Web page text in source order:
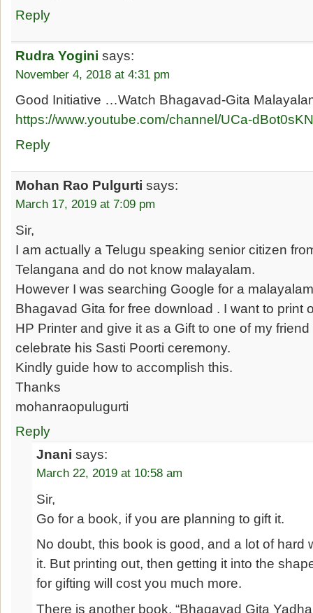
Reply
Rudra Yogini says:
November 4, 2018 at 4:31 pm
Good Initiative …Watch Bhagavad-Gita
https://www.youtube.com/channel/UCa-
Reply
Mohan Rao Pulgurti says:
March 17, 2019 at 7:09 pm
Sir,
I am actually a Telugu speaking senior citizen
Telangana and do not know malayalam.
However I was searching Google for a
Bhagavad Gita for free download . I want to print
HP Printer and give it as a Gift to one of my
celebrate his Sasti Poorti ceremony.
Kindly guide how to accomplish this.
Thanks
mohanraopulugurti
Reply
Jnani says:
March 22, 2019 at 10:58 am
Sir,
Go for a book, if you are planning to gift it.
No doubt, this book is good, and a lot of hard
it. But printing out, then getting it into the
for gifting will cost you much more.
There is another book, “Bhagavad Gita